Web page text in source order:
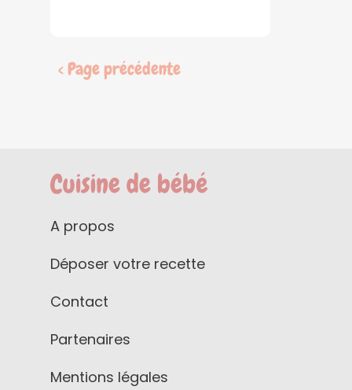
< Page précédente
A propos
Déposer votre recette
Contact
Partenaires
Mentions légales